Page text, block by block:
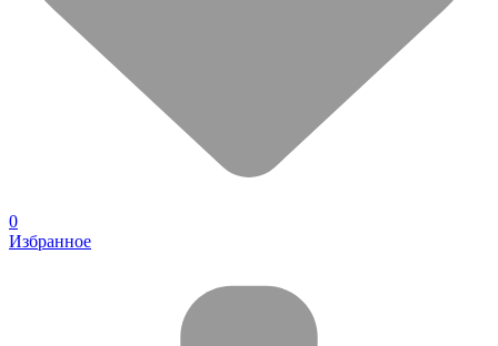
0
Избранное